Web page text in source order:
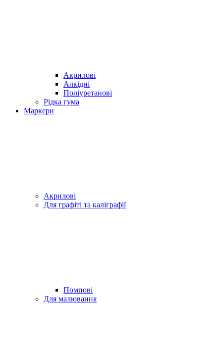
Акрилові
Алкідні
Поліуретанові
Рідка гума
Маркери
Акрилові
Для графіті та каліграфії
Помпові
Для малювання